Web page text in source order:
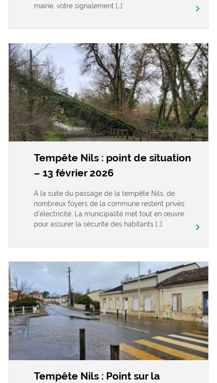
mairie, votre signalement […]
keyboard_arrow_right
Tempête Nils : point de situation
– 13 février 2026
À la suite du passage de la tempête Nils, de
nombreux foyers de la commune restent privés
d’électricité. La municipalité met tout en œuvre
pour assurer la sécurité des habitants […]
keyboard_arrow_right
Tempête Nils : Point sur la